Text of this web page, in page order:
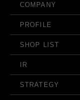
COMPANY
PROFILE
SHOP LIST
IR
STRATEGY